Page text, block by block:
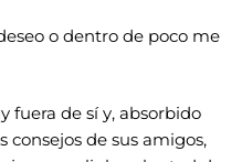
o dentro de poco me
fuera de sí y, absorbido
consejos de sus amigos,